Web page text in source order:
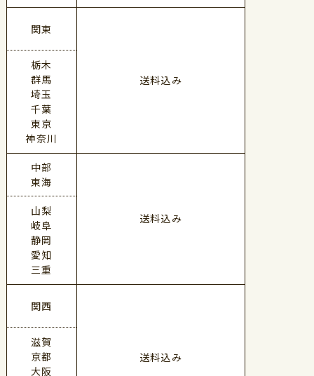
関東
栃木
群馬
埼玉
千葉
東京
神奈川
送料込み
中部
東海
山梨
岐阜
静岡
愛知
三重
送料込み
関西
滋賀
京都
大阪
送料込み